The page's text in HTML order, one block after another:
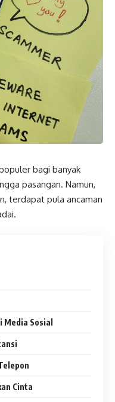
bagi banyak
pasangan. Namun,
terdapat pula ancaman
Media Sosial
Cinta